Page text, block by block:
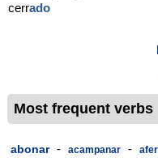
cerrado
Most frequent verbs
abonar - acampanar -